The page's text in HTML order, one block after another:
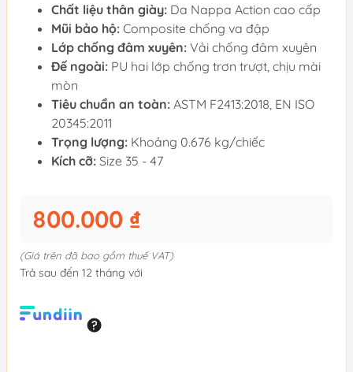
Chất liệu thân giày: Da Nappa Action cao cấp
Mũi bảo hộ: Composite chống va đập
Lớp chống đâm xuyên: Vải chống đâm xuyên
Đế ngoài: PU hai lớp chống trơn trượt, chịu mài
mòn
Tiêu chuẩn an toàn: ASTM F2413:2018, EN ISO
20345:2011
Trọng lượng: Khoảng 0.676 kg/chiếc
Kích cỡ: Size 35 - 47
800.000 ₫
(Giá trên đã bao gồm thuế VAT)
Trả sau đến 12 tháng với